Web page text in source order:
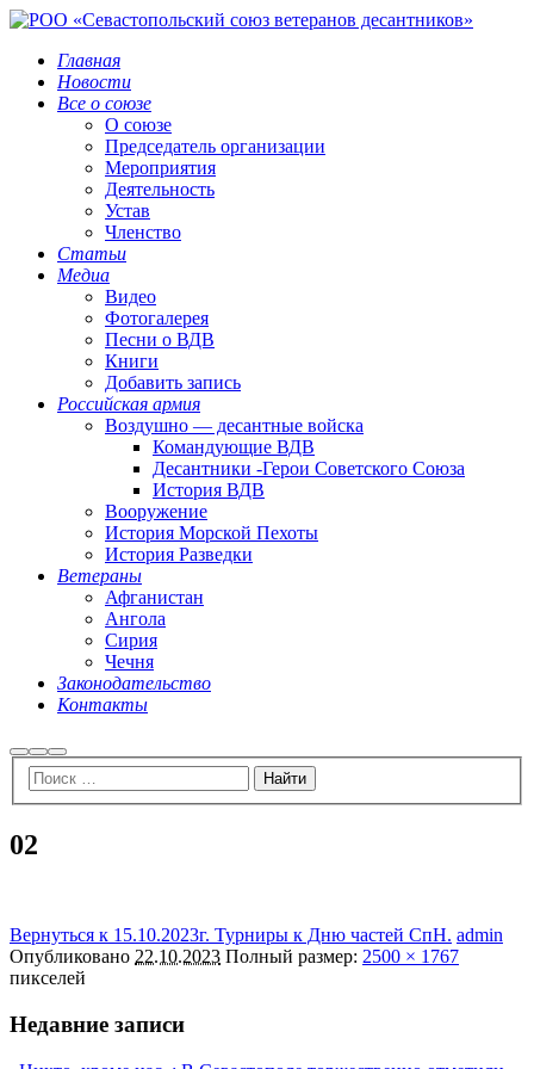
Главная
Новости
Все о союзе
О союзе
Председатель организации
Мероприятия
Деятельность
Устав
Членство
Статьи
Медиа
Видео
Фотогалерея
Песни о ВДВ
Книги
Добавить запись
Российская армия
Воздушно — десантные войска
Командующие ВДВ
Десантники -Герои Советского Союза
История ВДВ
Вооружение
История Морской Пехоты
История Разведки
Ветераны
Афганистан
Ангола
Сирия
Чечня
Законодательство
Контакты
НайтиБольше
информации
Главное
меню
02
Вернуться к 15.10.2023г. Турниры к Дню частей СпН. admin
Опубликовано 22.10.2023 Полный размер: 2500 × 1767
пикселей
Недавние записи